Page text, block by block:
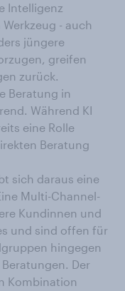
Intelligenz
- auch
jüngere
greifen
zurück.
Beratung in
Während KI
eine Rolle
Beratung
sich daraus eine
Multi-Channel-
Kundinnen und
und sind offen für
hingegen
Der
Kombination